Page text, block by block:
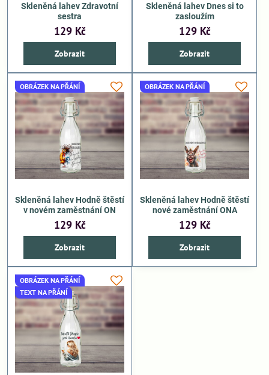
Skleněná lahev Zdravotní
sestra
129 Kč
Zobrazit
Skleněná lahev Dnes si to
zasloužím
129 Kč
Zobrazit
OBRÁZEK NA PŘÁNÍ
Skleněná lahev Hodně štěstí
v novém zaměstnání ON
129 Kč
Zobrazit
OBRÁZEK NA PŘÁNÍ
Skleněná lahev Hodně štěstí
nové zaměstnání ONA
129 Kč
Zobrazit
OBRÁZEK NA PŘÁNÍ
TEXT NA PŘÁNÍ